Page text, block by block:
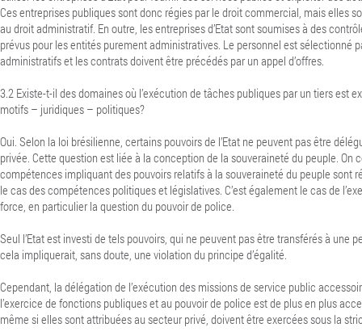
Ces entreprises publiques sont donc régies par le droit commercial, mais elles
au droit administratif. En outre, les entreprises d’Etat sont soumises à des
prévus pour les entités purement administratives. Le personnel est sélectionné
administratifs et les contrats doivent être précédés par un appel d’offres.
3.2 Existe-t-il des domaines où l’exécution de tâches publiques par un tiers est
motifs – juridiques – politiques?
Oui. Selon la loi brésilienne, certains pouvoirs de l’Etat ne peuvent pas être
privée. Cette question est liée à la conception de la souveraineté du peuple. On
compétences impliquant des pouvoirs relatifs à la souveraineté du peuple sont
le cas des compétences politiques et législatives. C’est également le cas de
force, en particulier la question du pouvoir de police.
Seul l’Etat est investi de tels pouvoirs, qui ne peuvent pas être transférés à une
cela impliquerait, sans doute, une violation du principe d’égalité.
Cependant, la délégation de l’exécution des missions de service public
l’exercice de fonctions publiques et au pouvoir de police est de plus en plus
même si elles sont attribuées au secteur privé, doivent être exercées sous la